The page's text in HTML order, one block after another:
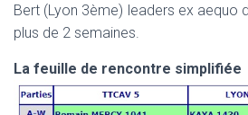
Bert (Lyon 3ème) leaders ex aequo
plus de 2 semaines.
La feuille de rencontre simplifiée